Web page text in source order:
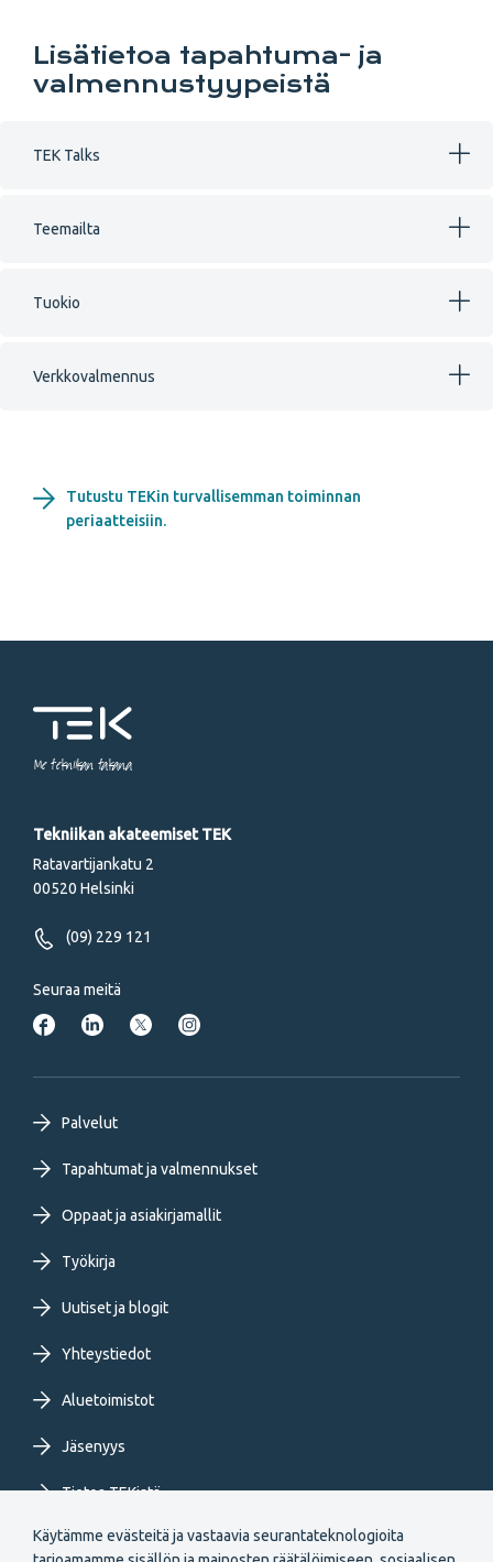
Käytämme evästeitä ja vastaavia seurantateknologioita
Lisätietoa tapahtuma- ja
valmennustyypeistä
TEK Talks
Teemailta
Tuokio
Verkkovalmennus
Tutustu TEKin turvallisemman toiminnan
periaatteisiin.
Me tekniikan takana
Tekniikan akateemiset TEK
Ratavartijankatu 2
00520 Helsinki
(09) 229 121
Seuraa meitä
Footer
primary
menu
FI
Palvelut
Tapahtumat ja valmennukset
Oppaat ja asiakirjamallit
Työkirja
Uutiset ja blogit
Yhteystiedot
Aluetoimistot
Jäsenyys
Tietoa TEKistä
Extranet